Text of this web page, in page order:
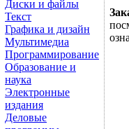
Диски и файлы
Текст
Графика и дизайн
Мультимедиа
Программирование
Образование и
наука
Электронные
издания
Деловые